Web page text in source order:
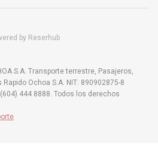
by Reserhub
S.A. Transporte terrestre, Pasajeros,
Ochoa S.A. NIT: 890902875-8
444 8888. Todos los derechos